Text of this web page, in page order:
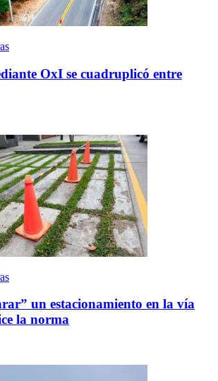
OxI se cuadruplicó entre
un estacionamiento en la vía
la norma